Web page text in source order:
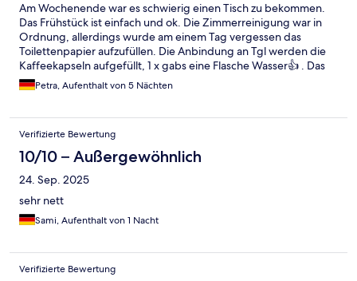
Am Wochenende war es schwierig einen Tisch zu bekommen.
Das Frühstück ist einfach und ok. Die Zimmerreinigung war in
Ordnung, allerdings wurde am einem Tag vergessen das
Toilettenpapier aufzufüllen. Die Anbindung an Tgl werden die
Kaffeekapseln aufgefüllt, 1 x gabs eine Flasche Wasser👍 . Das
Personal ist super. Die U Bahn ist direkt vorm Haus. Anbindung
somit hervorragend 👍👍👍👍👍.
Petra, Aufenthalt von 5 Nächten
Verifizierte Bewertung
10/10 – Außergewöhnlich
24. Sep. 2025
sehr nett
Sami, Aufenthalt von 1 Nacht
Verifizierte Bewertung